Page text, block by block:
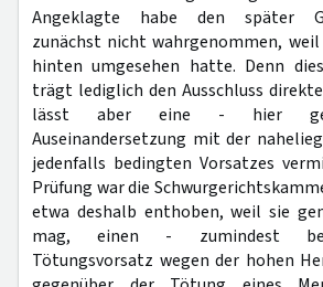
Angeklagte habe den später
zunächst nicht wahrgenommen,
hinten umgesehen hatte. Denn
trägt lediglich den Ausschluss
lässt aber eine - hier
Auseinandersetzung mit der
jedenfalls bedingten Vorsatzes
Prüfung war die
etwa deshalb enthoben, weil sie
mag, einen - zumindest
Tötungsvorsatz wegen der hohen